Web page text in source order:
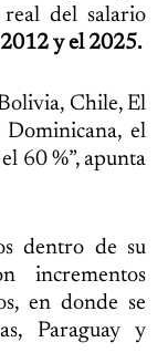
del salario
y el 2025.
Chile, El
Dominicana, el
60 %”, apunta
dentro de su
incrementos
en donde se
Paraguay y